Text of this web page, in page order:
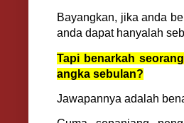
Bayangkan, jika anda
anda dapat hanyalah
Tapi benarkah
angka sebulan?
Jawapannya adalah